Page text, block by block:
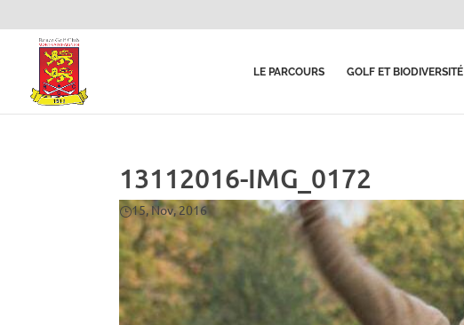
LE PARCOURS GOLF ET BIODIVERSITÉ
13112016-IMG_0172
15, Nov, 2016